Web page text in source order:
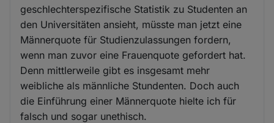
geschlechterspezifische Statistik zu Studenten an
den Universitäten ansieht, müsste man jetzt eine
Männerquote für Studienzulassungen fordern,
wenn man zuvor eine Frauenquote gefordert hat.
Denn mittlerweile gibt es insgesamt mehr
weibliche als männliche Stundenten. Doch auch
die Einführung einer Männerquote hielte ich für
falsch und sogar unethisch.